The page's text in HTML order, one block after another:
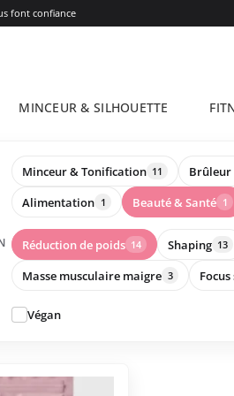
font confiance
MINCEUR & SILHOUETTE
Minceur & Tonification 11
Brûleur
Alimentation 1 Beauté & Santé 1
Réduction de poids 14 Shaping 13
Masse musculaire maigre 3
Végan